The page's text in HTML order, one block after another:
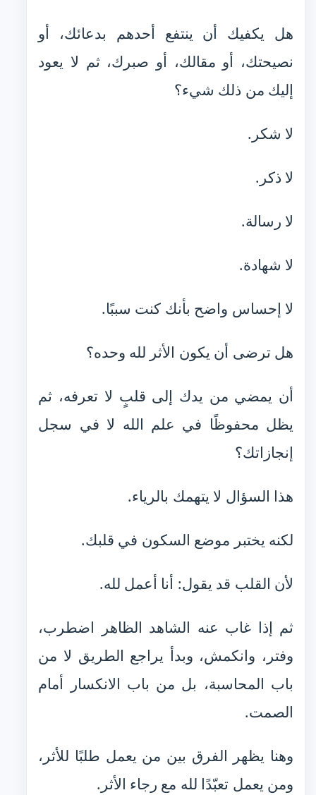
هل يكفيك أن ينتفع أحدهم بدعائك، أو
نصيحتك، أو مقالك، أو صبرك، ثم لا يعود
إليك من ذلك شيء؟
لا شكر.
لا ذكر.
لا رسالة.
لا شهادة.
لا إحساس واضح بأنك كنت سببًا.
هل ترضى أن يكون الأثر لله وحده؟
أن يمضي من يدك إلى قلبٍ لا تعرفه، ثم
يظل محفوظًا في علم الله لا في سجل
إنجازاتك؟
هذا السؤال لا يتهمك بالرياء.
لكنه يختبر موضع السكون في قلبك.
لأن القلب قد يقول: أنا أعمل لله.
ثم إذا غاب عنه الشاهد الظاهر اضطرب،
وفتر، وانكمش، وبدأ يراجع الطريق لا من
باب المحاسبة، بل من باب الانكسار أمام
الصمت.
وهنا يظهر الفرق بين من يعمل طلبًا للأثر،
ومن يعمل تعبّدًا لله مع رجاء الأثر.